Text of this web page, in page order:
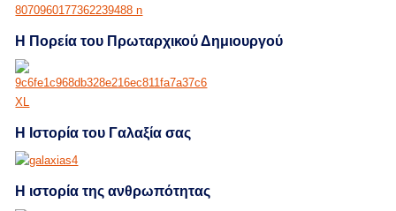
Η Πορεία του Πρωταρχικού Δημιουργού
Η Ιστορία του Γαλαξία σας
Η ιστορία της ανθρωπότητας